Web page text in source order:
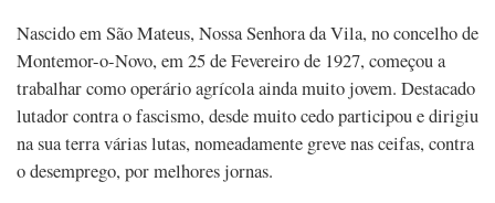
Nascido em São Mateus, Nossa Senhora da Vila, no concelho de
Montemor-o-Novo, em 25 de Fevereiro de 1927, começou a
trabalhar como operário agrícola ainda muito jovem. Destacado
lutador contra o fascismo, desde muito cedo participou e dirigiu
na sua terra várias lutas, nomeadamente greve nas ceifas, contra
o desemprego, por melhores jornas.